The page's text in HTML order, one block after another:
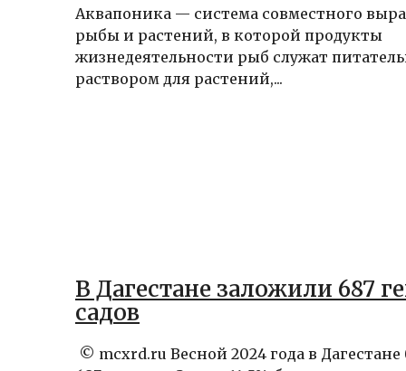
Аквапоника — система совместного
рыбы и растений, в которой продукты
жизнедеятельности рыб служат
раствором для растений,...
В Дагестане заложили 687
садов
© mcxrd.ru Весной 2024 года в